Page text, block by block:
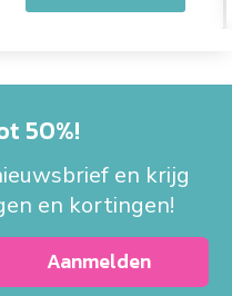
50%!
en krijg
en kortingen!
Aanmelden